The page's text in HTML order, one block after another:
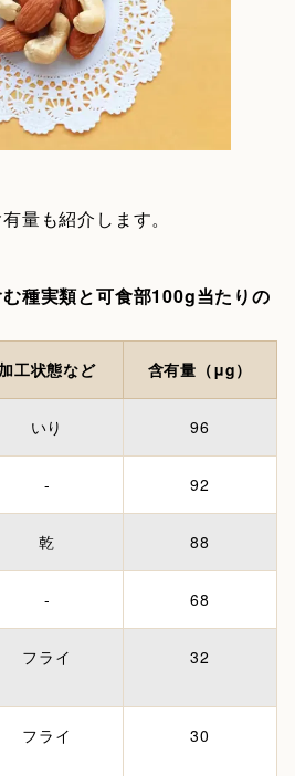
量も紹介します。
む種実類と可食部100g当たりの
加工状態など 含有量（μg）
いり 96
- 92
乾 88
- 68
フライ 32
フライ 30